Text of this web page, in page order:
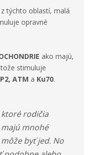
týchto oblastí, malá
opravné
ako majú,
stimuluje
ATM a Ku70.
rodičia
mnohé
byť jed. No